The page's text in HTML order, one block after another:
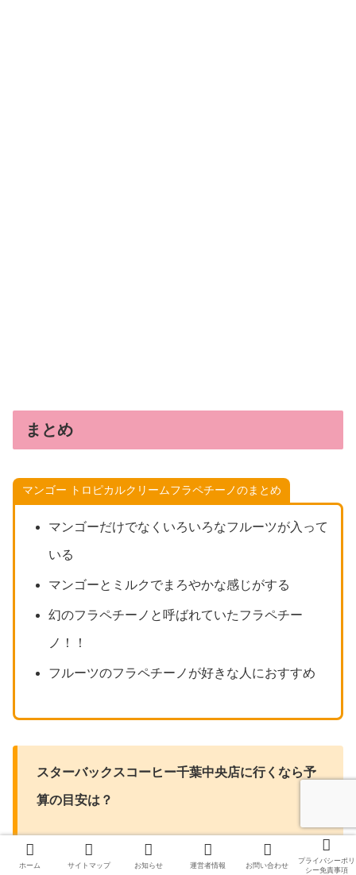
まとめ
マンゴー トロピカルクリームフラペチーノのまとめ
マンゴーだけでなくいろいろなフルーツが入って
いる
マンゴーとミルクでまろやかな感じがする
幻のフラペチーノと呼ばれていたフラペチー
ノ！！
フルーツのフラペチーノが好きな人におすすめ
スターバックスコーヒー千葉中央店に行くなら予
算の目安は？
通常ドリンクメニュー：550円〜
ホーム サイトマップ お知らせ 運営者情報 お問い合わせ
プライバシーポリ
シー免責事項